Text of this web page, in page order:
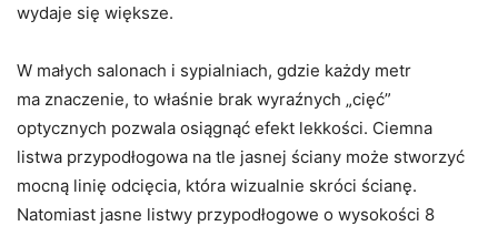
wydaje się większe.
W małych salonach i sypialniach, gdzie każdy metr
ma znaczenie, to właśnie brak wyraźnych „cięć”
optycznych pozwala osiągnąć efekt lekkości. Ciemna
listwa przypodłogowa na tle jasnej ściany może stworzyć
mocną linię odcięcia, która wizualnie skróci ścianę.
Natomiast jasne listwy przypodłogowe o wysokości 8